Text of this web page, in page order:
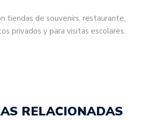
tiendas de souvenirs, restaurante,
privados y para visitas escolares.
RELACIONADAS